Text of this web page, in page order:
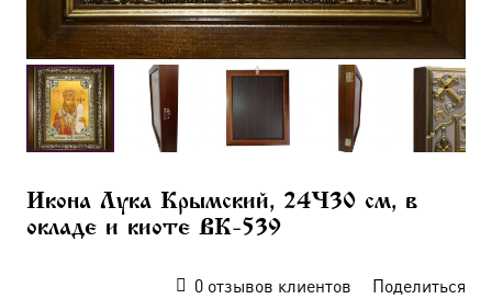
Икона Лука Крымский, 24×30 см, в
окладе и киоте BK-539
0отзывов клиентов Поделиться